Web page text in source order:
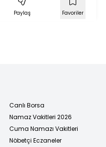
Paylaş Favoriler
Canlı Borsa
Namaz Vakitleri 2026
Cuma Namazı Vakitleri
Nöbetçi Eczaneler